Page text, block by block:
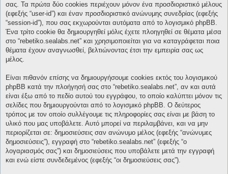
σας. Τα πρώτα δύο cookies περιέχουν μόνον ένα προσδιοριστικό μέλους
(εφεξής “user-id”) και έναν προσδιοριστικό ανώνυμης συνεδρίας (εφεξής
“session-id”), που σας εκχωρούνται αυτόματα από το λογισμικό phpBB.
Ένα τρίτο cookie θα δημιουργηθεί μόλις έχετε πλοηγηθεί σε θέματα μέσα
στο “rebetiko.sealabs.net” και χρησιμοποιείται για να καταγράφεται ποια
θέματα έχουν αναγνωσθεί, βελτιώνοντας έτσι την εμπειρία σας ως
μέλος.
Είναι πιθανόν επίσης να δημιουργήσουμε cookies εκτός του λογισμικού
phpBB κατά την πλοήγησή σας στο “rebetiko.sealabs.net”, αν και αυτά
είναι έξω από το πεδίο αυτού του εγγράφου, το οποίο καλύπτει μόνον τις
σελίδες που δημιουργούνται από το λογισμικό phpBB. Ο δεύτερος
τρόπος με τον οποίο συλλέγουμε τις πληροφορίες σας είναι με βάση το
υλικό που μας υποβάλετε. Αυτό μπορεί να περιλαμβάνει, και να μην
περιορίζεται σε: δημοσιεύσεις σαν ανώνυμο μέλος (εφεξής “ανώνυμες
δημοσιεύσεις”), εγγραφή στο “rebetiko.sealabs.net” (εφεξής “ο
λογαριασμός σας”) και δημοσιεύσεις που υποβάλετε μετά την εγγραφή
και ενώ είστε συνδεδεμένος (εφεξής “οι δημοσιεύσεις σας”).